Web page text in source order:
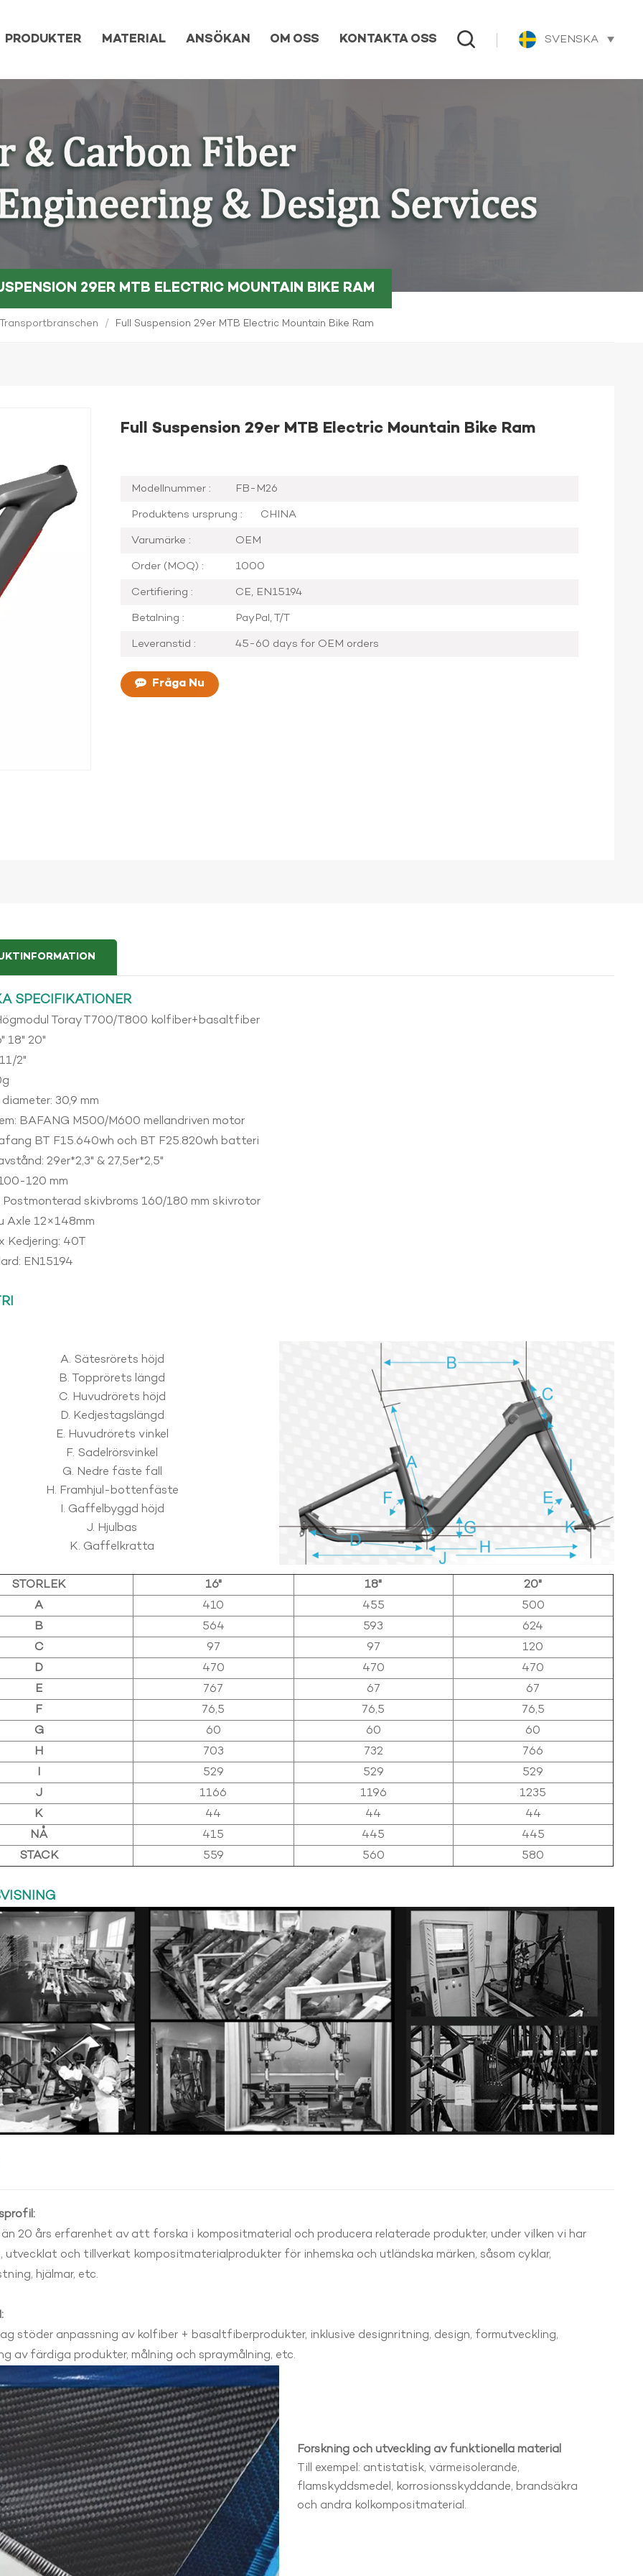
PRODUKTER MATERIAL ANSÖKAN OM OSS KONTAKTA OSS SVENSKA
29ER MTB ELECTRIC MOUNTAIN BIKE RAM
Transportbranschen / Full Suspension 29er MTB Electric Mountain Bike Ram
Full Suspension 29er MTB Electric Mountain Bike Ram
Modellnummer :
FB-M26
Produktens ursprung :
CHINA
Varumärke :
OEM
Order (MOQ) :
1000
Certifiering :
CE, EN15194
Betalning :
PayPal, T/T
Leveranstid :
45-60 days for OEM orders
Fråga Nu
SPECIFIKATIONER
Toray T700/T800 kolfiber+basaltfiber
18" 20"
2"
30,9 mm
BAFANG M500/M600 mellandriven motor
BT F15.640wh och BT F25.820wh batteri
29er*2,3" & 27,5er*2,5"
120 mm
Postmonterad skivbroms 160/180 mm skivrotor
Axle 12×148mm
Kedjering: 40T
EN15194
A. Sätesrörets höjd
B. Topprörets längd
C. Huvudrörets höjd
D. Kedjestagslängd
E. Huvudrörets vinkel
F. Sadelrörsvinkel
G. Nedre fäste fall
H. Framhjul-bottenfäste
I. Gaffelbyggd höjd
J. Hjulbas
K. Gaffelkratta
STORLEK 16" 18"
20"
A
410 455
500
B
564 593
624
C
97 97
120
D
470 470
470
E
767 67
67
F
76,5 76,5
76,5
G
60 60
60
H
703 732
766
I
529 529
529
J
1166 1196
1235
K
44 44
44
NÅ
415 445
445
STACK
559 560 580
än 20 års erfarenhet av att forska i kompositmaterial och producera relaterade produkter, under vilken vi har
utvecklat och tillverkat kompositmaterialprodukter för inhemska och utländska märken, såsom cyklar,
hjälmar, etc.
stöder anpassning av kolfiber + basaltfiberprodukter, inklusive designritning, design, formutveckling,
av färdiga produkter, målning och spraymålning, etc.
Forskning och utveckling av funktionella material
Till exempel: antistatisk, värmeisolerande,
flamskyddsmedel, korrosionsskyddande, brandsäkra
och andra kolkompositmaterial.